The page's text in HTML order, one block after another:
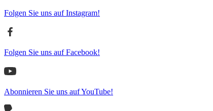
Folgen Sie uns auf Instagram!
Folgen Sie uns auf Facebook!
Abonnieren Sie uns auf YouTube!